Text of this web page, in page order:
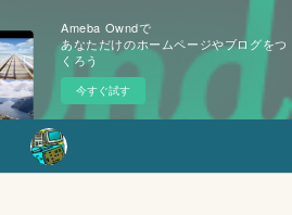
Ameba Owndで
あなただけのホームページやブログをつ
くろう
今すぐ試す